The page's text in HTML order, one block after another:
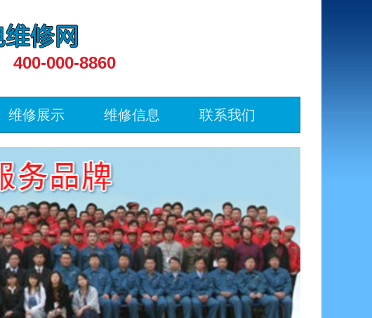
400-000-8860
维修展示 维修信息 联系我们